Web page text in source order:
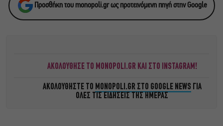
Προσθήκη του monopoli.gr ως προτεινόμενη πηγή στην Google
ΑΚΟΛΟΥΘΗΣΕ ΤΟ MONOPOLI.GR ΚΑΙ ΣΤΟ INSTAGRAM!
ΑΚΟΛΟΥΘΗΣΤΕ ΤΟ MONOPOLI.GR ΣΤΟ GOOGLE NEWS ΓΙΑ
ΟΛΕΣ ΤΙΣ ΕΙΔΗΣΕΙΣ ΤΗΣ ΗΜΕΡΑΣ